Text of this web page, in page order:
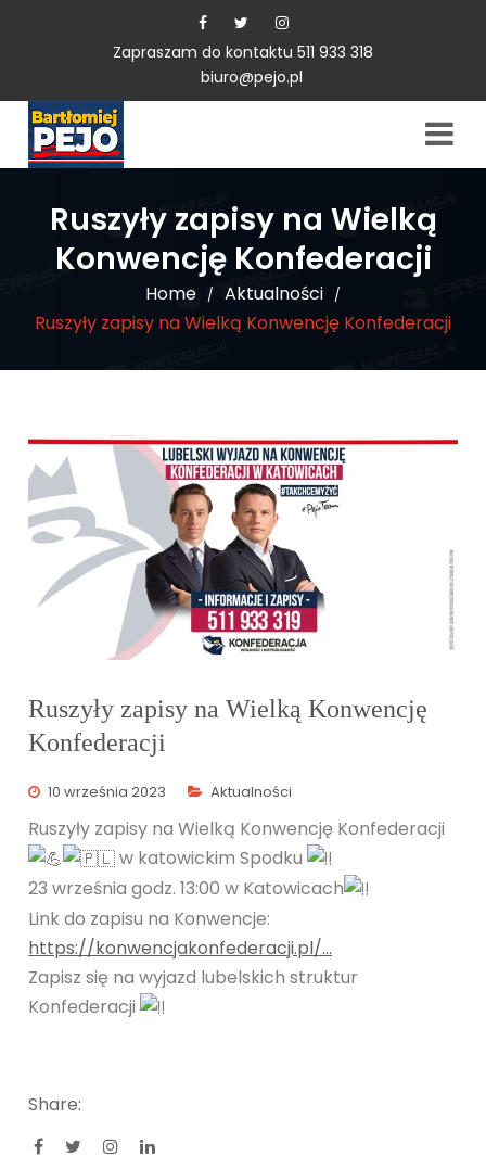
Zapraszam do kontaktu 511 933 318
biuro@pejo.pl
Ruszyły zapisy na Wielką
Konwencję Konfederacji
Home / Aktualności /
Ruszyły zapisy na Wielką Konwencję Konfederacji
Ruszyły zapisy na Wielką Konwencję
Konfederacji
10 września 2023 Aktualności
Ruszyły zapisy na Wielką Konwencję Konfederacji
w katowickim Spodku
23 września godz. 13:00 w Katowicach
Link do zapisu na Konwencje:
https://konwencjakonfederacji.pl/…
Zapisz się na wyjazd lubelskich struktur
Konfederacji
Share: